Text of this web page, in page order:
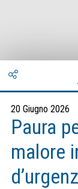
20 Giugno 2026
Paura
malore